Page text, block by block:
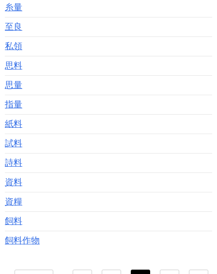
糸量
至良
私領
思料
思量
指量
紙料
試料
詩料
資料
資糧
飼料
飼料作物